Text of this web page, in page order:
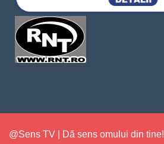
@Sens TV | Dă sens omului din tine!